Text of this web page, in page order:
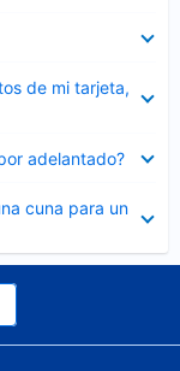
de mi tarjeta,
adelantado?
cuna para un